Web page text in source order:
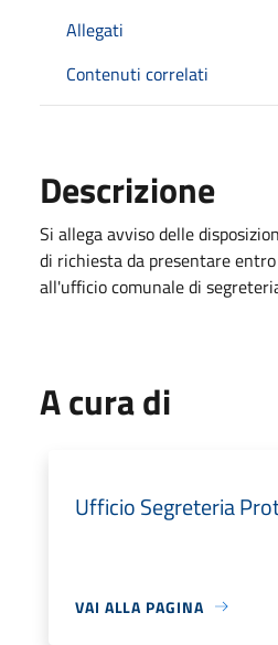
Allegati
Contenuti correlati
Descrizione
Si allega avviso delle
di richiesta da presentare
all'ufficio comunale di
A cura di
Ufficio Segreteria
VAI ALLA PAGINA